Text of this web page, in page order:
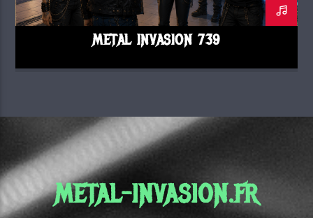
METAL INVASION 739
METAL-INVASION.FR